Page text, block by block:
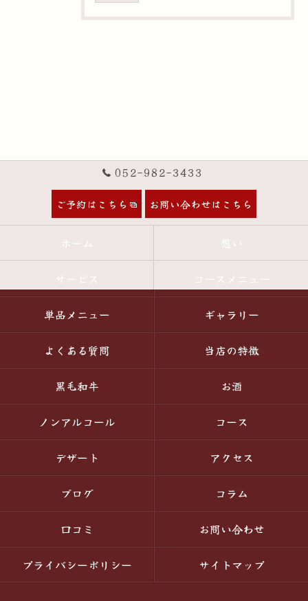
052-982-3433
ご予約はこちら お問い合わせはこちら
ホーム 想い
サービス コースメニュー
単品メニュー ギャラリー
よくある質問 当店の特徴
黒毛和牛 お酒
ノンアルコール コース
デザート アクセス
ブログ コラム
口コミ お問い合わせ
プライバシーポリシー サイトマップ